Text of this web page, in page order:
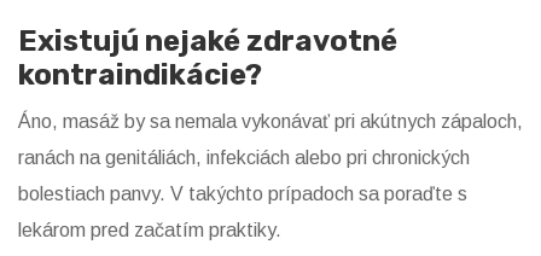
Existujú nejaké zdravotné
kontraindikácie?
Áno, masáž by sa nemala vykonávať pri akútnych zápaloch,
ranách na genitáliách, infekciách alebo pri chronických
bolestiach panvy. V takýchto prípadoch sa poraďte s
lekárom pred začatím praktiky.